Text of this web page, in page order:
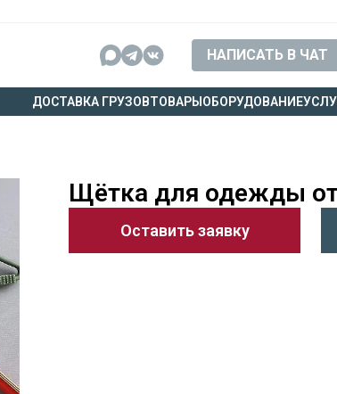
НАПИСАТЬ В ЧАТ
ДОСТАВКА ГРУЗОВТОВАРЫ ОБОРУДОВАНИЕ
Щётка для одежды
Оставить заявку